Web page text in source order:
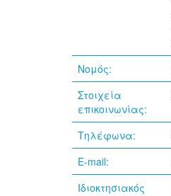
Νομός:
Στοιχεία
επικοινωνίας:
Τηλέφωνα:
E-mail:
Ιδιοκτησιακός